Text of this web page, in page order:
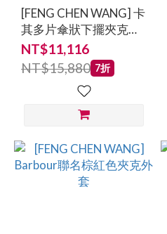
[FENG CHEN WANG] 卡
其多片傘狀下擺夾克外
套
NT$11,116
NT$15,880 7折